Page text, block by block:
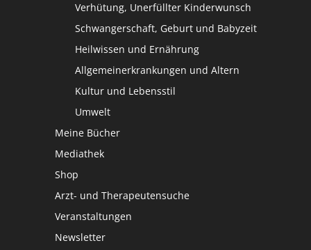
Verhütung, Unerfüllter Kinderwunsch
Schwangerschaft, Geburt und Babyzeit
Heilwissen und Ernährung
Allgemeinerkrankungen und Altern
Kultur und Lebensstil
Umwelt
Meine Bücher
Mediathek
Shop
Arzt- und Therapeutensuche
Veranstaltungen
Newsletter